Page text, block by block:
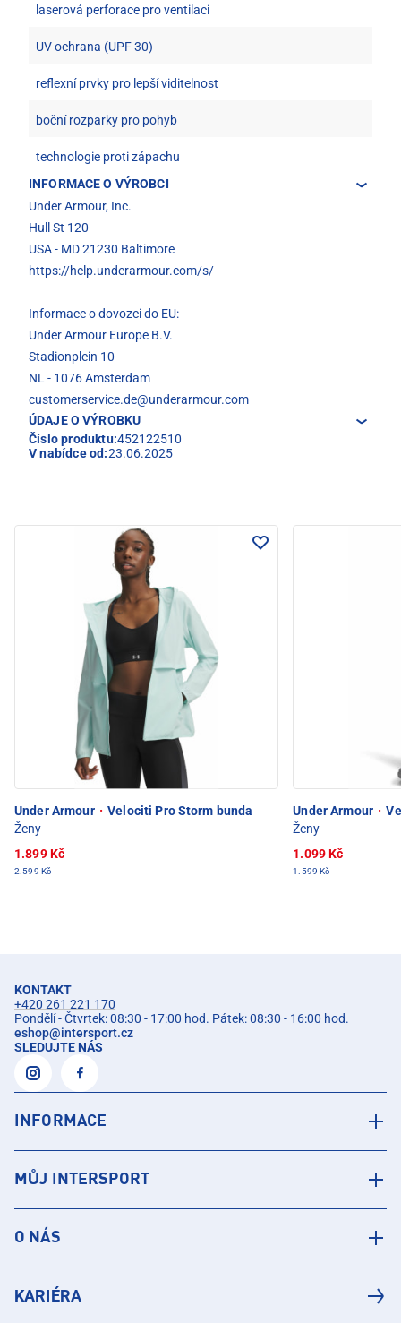
laserová perforace pro ventilaci
UV ochrana (UPF 30)
reflexní prvky pro lepší viditelnost
boční rozparky pro pohyb
technologie proti zápachu
INFORMACE O VÝROBCI
Under Armour, Inc.
Hull St 120
USA - MD 21230 Baltimore
https://help.underarmour.com/s/
Informace o dovozci do EU:
Under Armour Europe B.V.
Stadionplein 10
NL - 1076 Amsterdam
customerservice.de@underarmour.com
ÚDAJE O VÝROBKU
Číslo produktu:452122510
V nabídce od:23.06.2025
Under Armour · Velociti Pro Storm bunda
Ženy
1.899 Kč
2.599 Kč
Under Armour ·
Ženy
1.099 Kč
1.599 Kč
KONTAKT
+420 261 221 170
Pondělí - Čtvrtek: 08:30 - 17:00 hod. Pátek: 08:30 - 16:00 hod.
eshop@intersport.cz
SLEDUJTE NÁS
INFORMACE
MŮJ INTERSPORT
O NÁS
KARIÉRA